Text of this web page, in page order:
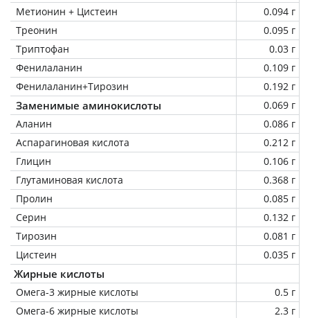
Метионин + Цистеин
0.094 г
Треонин
0.095 г
Триптофан
0.03 г
Фенилаланин
0.109 г
Фенилаланин+Тирозин
0.192 г
Заменимые аминокислоты
0.069 г
Аланин
0.086 г
Аспарагиновая кислота
0.212 г
Глицин
0.106 г
Глутаминовая кислота
0.368 г
Пролин
0.085 г
Серин
0.132 г
Тирозин
0.081 г
Цистеин
0.035 г
Жирные кислоты
Омега-3 жирные кислоты
0.5 г
Омега-6 жирные кислоты
2.3 г